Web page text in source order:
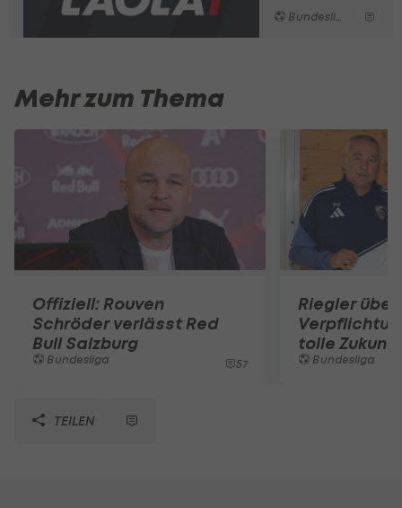
Bundesliga
Mehr zum Thema
Offiziell: Rouven
Schröder verlässt Red
Bull Salzburg
Bundesliga 57
Riegler
tolle
Bundesliga
TEILEN